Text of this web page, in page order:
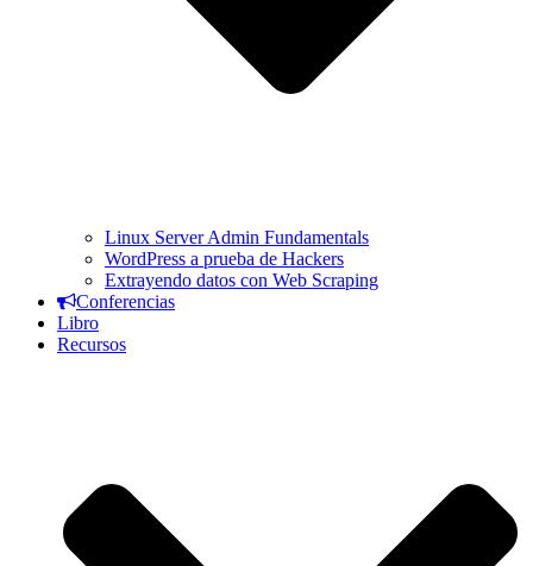
Linux Server Admin Fundamentals
WordPress a prueba de Hackers
Extrayendo datos con Web Scraping
Conferencias
Libro
Recursos